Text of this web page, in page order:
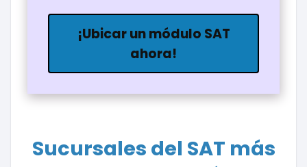
¡Ubicar un módulo SAT
ahora!
Sucursales del SAT más